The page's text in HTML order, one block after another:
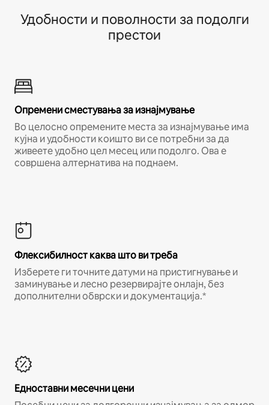
Удобности и поволности за подолги
престои
Опремени сместувања за изнајмување
Во целосно опремените места за изнајмување има
кујна и удобности коишто ви се потребни за да
живеете удобно цел месец или подолго. Ова е
совршена алтернатива на поднаем.
Флексибилност каква што ви треба
Изберете ги точните датуми на пристигнување и
заминување и лесно резервирајте онлајн, без
дополнителни обврски и документација.*
Едноставни месечни цени